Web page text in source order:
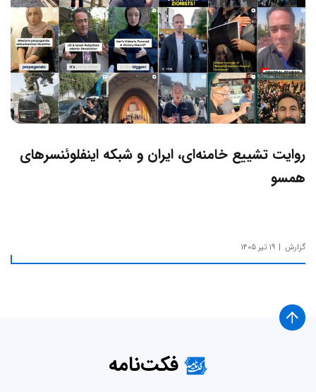
روایت تشییع خامنه‌ای، ایران و شبکه اینفلوئنسرهای
همسو
گزارش ۱۹ تیر ۱۴۰۵
فکت‌نامه